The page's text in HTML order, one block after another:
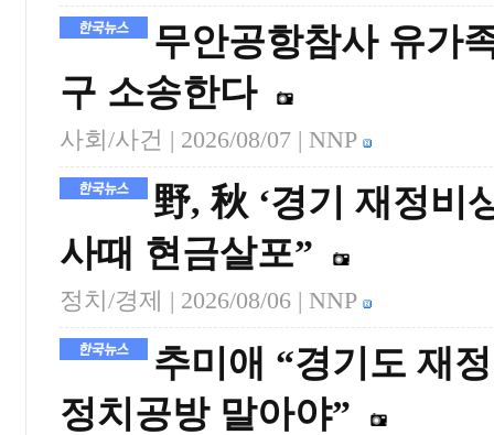
무안공항참사 유가
구 소송한다
사회/사건 | 2026/08/07 | NNP
野, 秋 ‘경기 재정비
사때 현금살포”
정치/경제 | 2026/08/06 | NNP
추미애 “경기도 재
정치공방 말아야”